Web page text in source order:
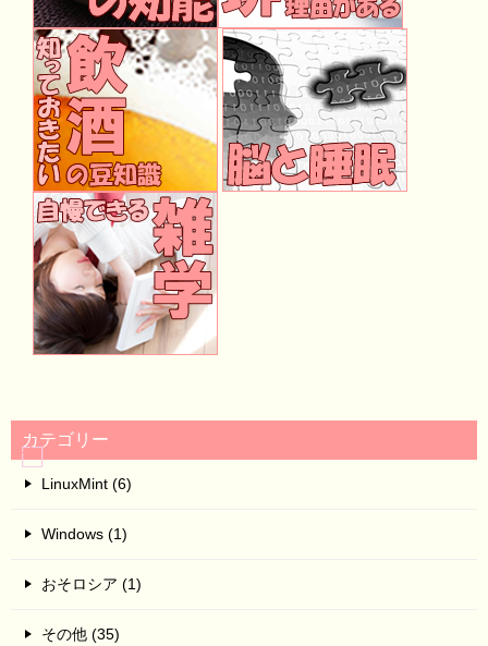
カテゴリー
LinuxMint (6)
Windows (1)
おそロシア (1)
その他 (35)